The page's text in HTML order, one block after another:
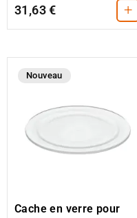
31,63 € +
Nouveau
Cache en verre pour